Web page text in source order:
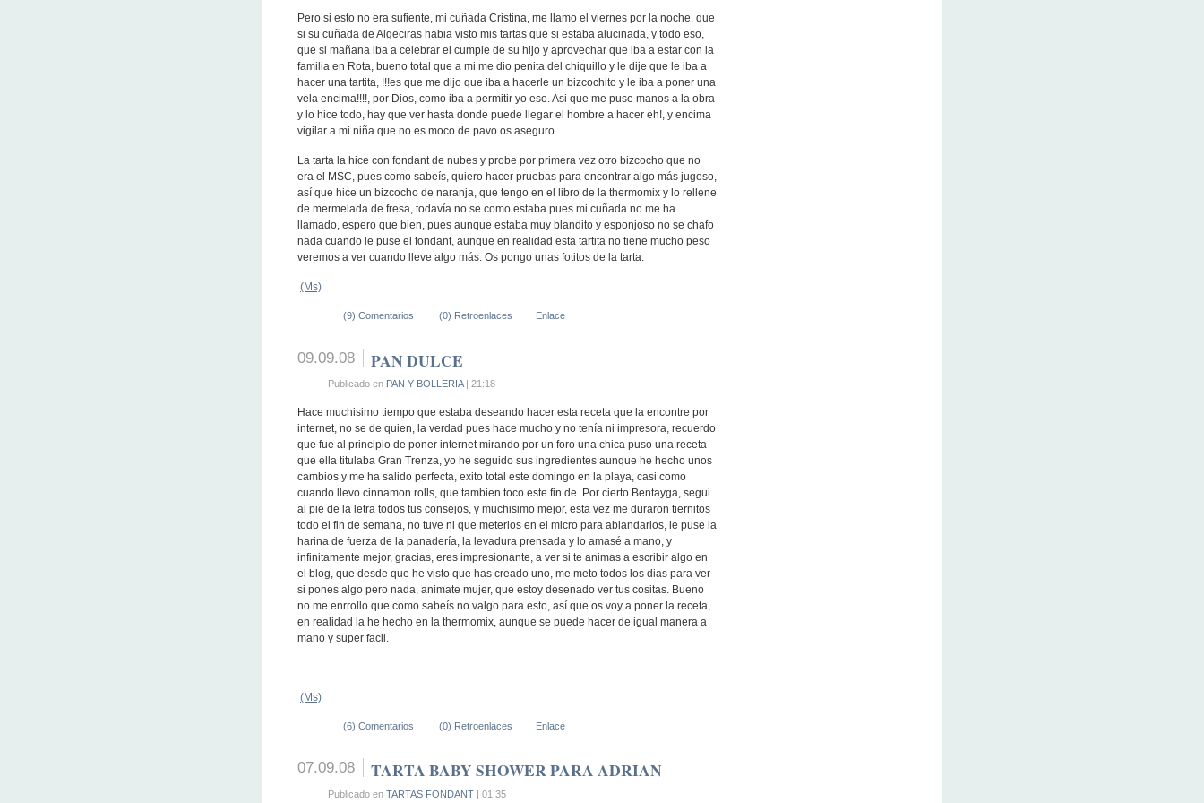
Pero si esto no era sufiente, mi cuñada Cristina, me llamo el viernes por la noche, que
si su cuñada de Algeciras habia visto mis tartas que si estaba alucinada, y todo eso,
que si mañana iba a celebrar el cumple de su hijo y aprovechar que iba a estar con la
familia en Rota, bueno total que a mi me dio penita del chiquillo y le dije que le iba a
hacer una tartita, !!!es que me dijo que iba a hacerle un bizcochito y le iba a poner una
vela encima!!!!, por Dios, como iba a permitir yo eso. Asi que me puse manos a la obra
y lo hice todo, hay que ver hasta donde puede llegar el hombre a hacer eh!, y encima
vigilar a mi niña que no es moco de pavo os aseguro.
La tarta la hice con fondant de nubes y probe por primera vez otro bizcocho que no
era el MSC, pues como sabeís, quiero hacer pruebas para encontrar algo más jugoso,
así que hice un bizcocho de naranja, que tengo en el libro de la thermomix y lo rellene
de mermelada de fresa, todavía no se como estaba pues mi cuñada no me ha
llamado, espero que bien, pues aunque estaba muy blandito y esponjoso no se chafo
nada cuando le puse el fondant, aunque en realidad esta tartita no tiene mucho peso
veremos a ver cuando lleve algo más. Os pongo unas fotitos de la tarta:
(Ms)
(9) Comentarios (0) Retroenlaces Enlace
09.09.08 PAN DULCE
Publicado en PAN Y BOLLERIA| 21:18
Hace muchisimo tiempo que estaba deseando hacer esta receta que la encontre por
internet, no se de quien, la verdad pues hace mucho y no tenía ni impresora, recuerdo
que fue al principio de poner internet mirando por un foro una chica puso una receta
que ella titulaba Gran Trenza, yo he seguido sus ingredientes aunque he hecho unos
cambios y me ha salido perfecta, exito total este domingo en la playa, casi como
cuando llevo cinnamon rolls, que tambien toco este fin de. Por cierto Bentayga, segui
al pie de la letra todos tus consejos, y muchisimo mejor, esta vez me duraron tiernitos
todo el fin de semana, no tuve ni que meterlos en el micro para ablandarlos, le puse la
harina de fuerza de la panadería, la levadura prensada y lo amasé a mano, y
infinitamente mejor, gracias, eres impresionante, a ver si te animas a escribir algo en
el blog, que desde que he visto que has creado uno, me meto todos los dias para ver
si pones algo pero nada, animate mujer, que estoy desenado ver tus cositas. Bueno
no me enrrollo que como sabeís no valgo para esto, así que os voy a poner la receta,
en realidad la he hecho en la thermomix, aunque se puede hacer de igual manera a
mano y super facil.
(Ms)
(6) Comentarios (0) Retroenlaces Enlace
07.09.08 TARTA BABY SHOWER PARA ADRIAN
Publicado en TARTAS FONDANT| 01:35